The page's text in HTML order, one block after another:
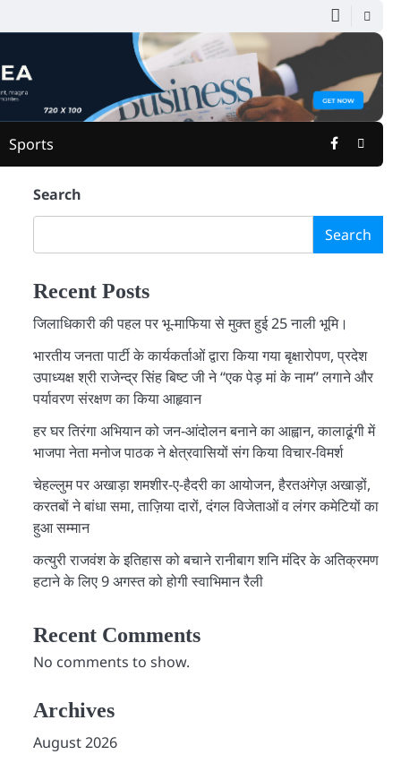
Sports Facebook
Search
Search
Recent Posts
जिलाधिकारी की पहल पर भू-माफिया से मुक्त हुई 25 नाली भूमि।
भारतीय जनता पार्टी के कार्यकर्ताओं द्वारा किया गया बृक्षारोपण, प्रदेश
उपाध्यक्ष श्री राजेन्द्र सिंह बिष्ट जी ने “एक पेड़ मां के नाम” लगाने और
पर्यावरण संरक्षण का किया आहृवान
हर घर तिरंगा अभियान को जन-आंदोलन बनाने का आह्वान, कालाढूंगी में
भाजपा नेता मनोज पाठक ने क्षेत्रवासियों संग किया विचार-विमर्श
चेहल्लुम पर अखाड़ा शमशीर-ए-हैदरी का आयोजन, हैरतअंगेज़ अखाड़ों,
करतबों ने बांधा समा, ताज़िया दारों, दंगल विजेताओं व लंगर कमेटियों का
हुआ सम्मान
कत्युरी राजवंश के इतिहास को बचाने रानीबाग शनि मंदिर के अतिक्रमण
हटाने के लिए 9 अगस्त को होगी स्वाभिमान रैली
Recent Comments
No comments to show.
Archives
August 2026